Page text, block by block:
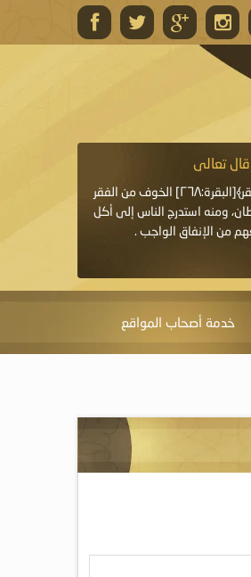
قال تعالى
﴿الشيطان يعِدُكم الفقر﴾[البقرة:٢٦٨] الخوف من الفقر
ومنه استدرج الناس إلى أكل
من الإنفاق الواجب .
خدمة أصحاب المواقع